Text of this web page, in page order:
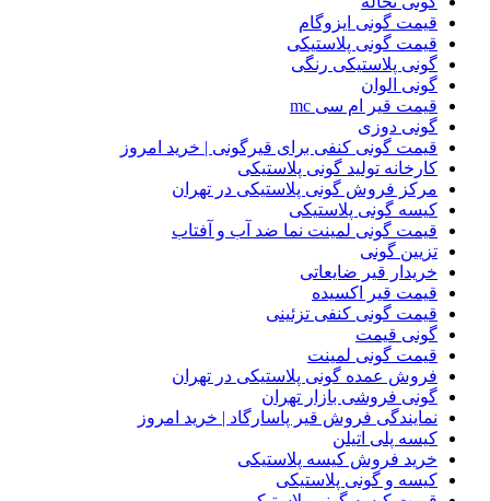
قیمت گونی ایزوگام
قیمت گونی پلاستیکی
گونی پلاستیکی رنگی
گونی الوان
قیمت قیر ام سی mc
گونی دوزی
قیمت گونی کنفی برای قیرگونی | خرید امروز
کارخانه تولید گونی پلاستیکی
مرکز فروش گونی پلاستیکی در تهران
کیسه گونی پلاستیکی
قیمت گونی لمینت نما ضد آب و آفتاب
تزیین گونی
خریدار قیر ضایعاتی
قیمت قیر اکسیده
قیمت گونی کنفی تزئینی
گونی قیمت
قیمت گونی لمینت
فروش عمده گونی پلاستیکی در تهران
گونی فروشی بازار تهران
نمایندگی فروش قیر پاسارگاد | خرید امروز
کیسه پلی اتیلن
خرید فروش کیسه پلاستیکی
کیسه و گونی پلاستیکی